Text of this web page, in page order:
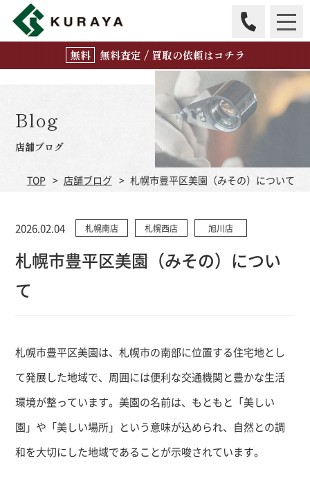
無料査定 / 買取の依頼はコチラ
Blog
店舗ブログ
TOP 店舗ブログ 札幌市豊平区美園（みその）について
2026.02.04 札幌南店 札幌西店 旭川店
札幌市豊平区美園（みその）につい
て
札幌市豊平区美園は、札幌市の南部に位置する住宅地とし
て発展した地域で、周囲には便利な交通機関と豊かな生活
環境が整っています。美園の名前は、もともと「美しい
園」や「美しい場所」という意味が込められ、自然との調
和を大切にした地域であることが示唆されています。